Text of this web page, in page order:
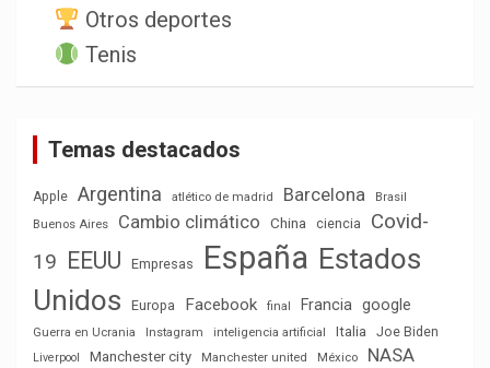
Otros deportes
Tenis
Temas destacados
Apple Argentina atlético de madrid Barcelona
Brasil
Buenos Aires
Cambio climático China ciencia
Covid-
19
EEUU Empresas España Estados
Unidos
Europa Facebook final Francia google
Guerra en Ucrania Instagram inteligencia artificial Italia Joe Biden
Liverpool Manchester city Manchester united México NASA